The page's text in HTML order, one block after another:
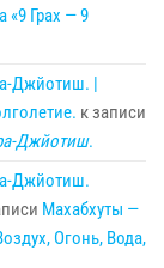
Грах — 9
Джйотиш. |
к записи
Джйотиш.
Джйотиш.
Махабхуты —
Огонь, Вода,